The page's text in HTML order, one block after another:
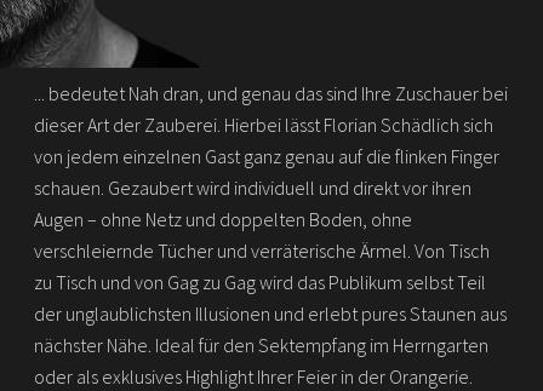
... bedeutet Nah dran, und genau das sind Ihre Zuschauer bei
dieser Art der Zauberei. Hierbei lässt Florian Schädlich sich
von jedem einzelnen Gast ganz genau auf die flinken Finger
schauen. Gezaubert wird individuell und direkt vor ihren
Augen – ohne Netz und doppelten Boden, ohne
verschleiernde Tücher und verräterische Ärmel. Von Tisch
zu Tisch und von Gag zu Gag wird das Publikum selbst Teil
der unglaublichsten Illusionen und erlebt pures Staunen aus
nächster Nähe. Ideal für den Sektempfang im Herrngarten
oder als exklusives Highlight Ihrer Feier in der Orangerie.